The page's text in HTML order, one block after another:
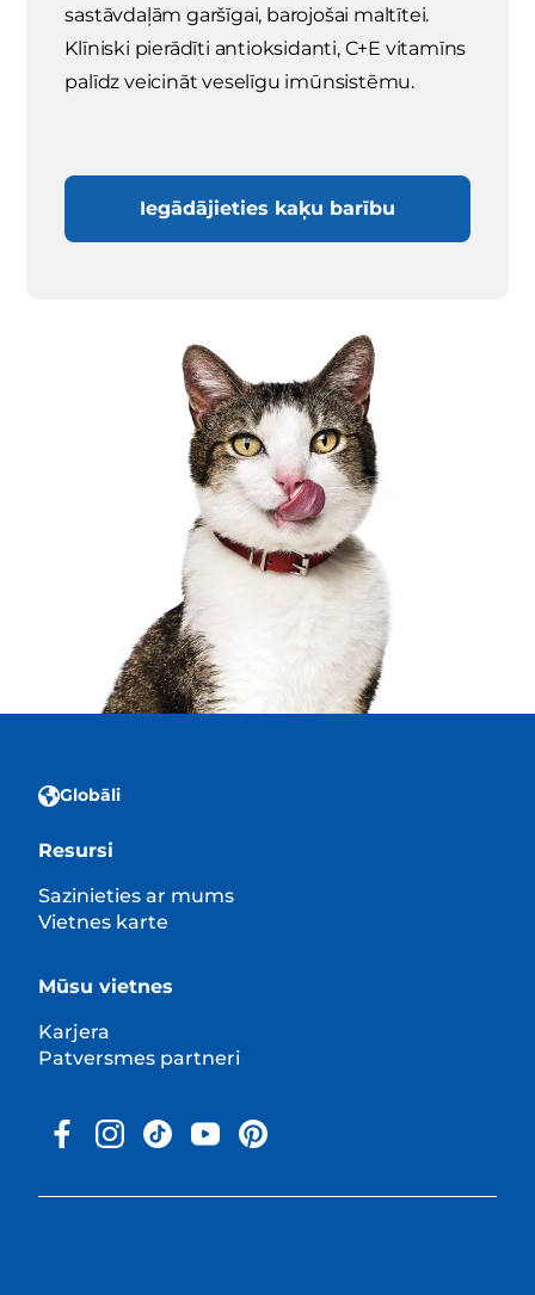
sastāvdaļām garšīgai, barojošai maltītei.
Klīniski pierādīti antioksidanti, C+E vitamīns
palīdz veicināt veselīgu imūnsistēmu.
Iegādājieties kaķu barību
Globāli
Resursi
Sazinieties ar mums
Vietnes karte
Mūsu vietnes
Karjera
Patversmes partneri